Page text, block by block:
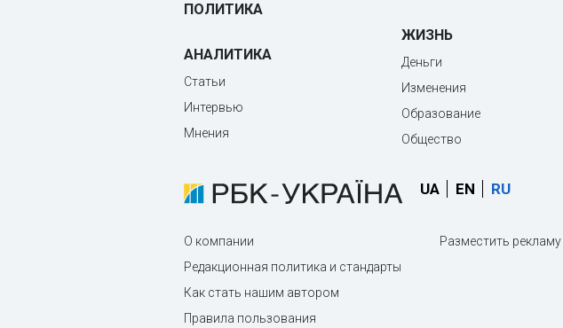
ПОЛИТИКА
АНАЛИТИКА
Статьи
Интервью
Мнения
ЖИЗНЬ
Деньги
Изменения
Образование
Общество
UA EN RU
О компании
Редакционная политика и стандарты
Как стать нашим автором
Правила пользования
Разместить рекламу